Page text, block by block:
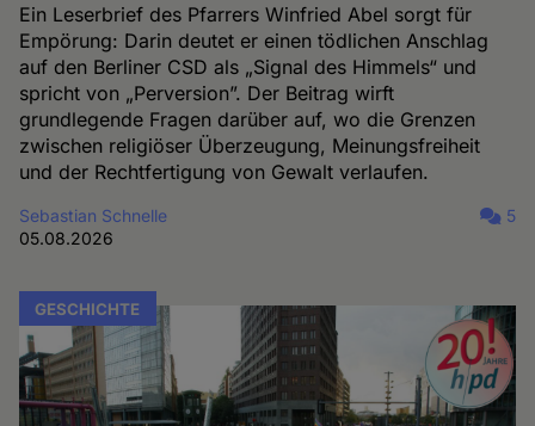
Ein Leserbrief des Pfarrers Winfried Abel sorgt für
Empörung: Darin deutet er einen tödlichen Anschlag
auf den Berliner CSD als „Signal des Himmels“ und
spricht von „Perversion”. Der Beitrag wirft
grundlegende Fragen darüber auf, wo die Grenzen
zwischen religiöser Überzeugung, Meinungsfreiheit
und der Rechtfertigung von Gewalt verlaufen.
Sebastian Schnelle
05.08.2026
5
GESCHICHTE